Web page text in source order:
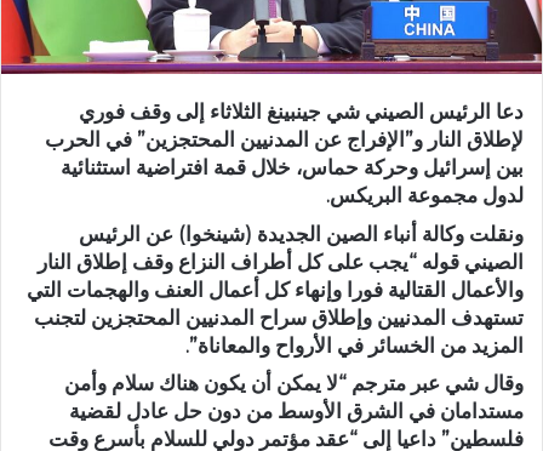
دعا الرئيس الصيني شي جينبينغ الثلاثاء إلى وقف فوري
لإطلاق النار و”الإفراج عن المدنيين المحتجزين” في الحرب
بين إسرائيل وحركة حماس، خلال قمة افتراضية استثنائية
لدول مجموعة البريكس.
ونقلت وكالة أنباء الصين الجديدة (شينخوا) عن الرئيس
الصيني قوله “يجب على كل أطراف النزاع وقف إطلاق النار
والأعمال القتالية فورا وإنهاء كل أعمال العنف والهجمات التي
تستهدف المدنيين وإطلاق سراح المدنيين المحتجزين لتجنب
المزيد من الخسائر في الأرواح والمعاناة”.
وقال شي عبر مترجم “لا يمكن أن يكون هناك سلام وأمن
مستدامان في الشرق الأوسط من دون حل عادل لقضية
فلسطين” داعيا إلى “عقد مؤتمر دولي للسلام بأسرع وقت